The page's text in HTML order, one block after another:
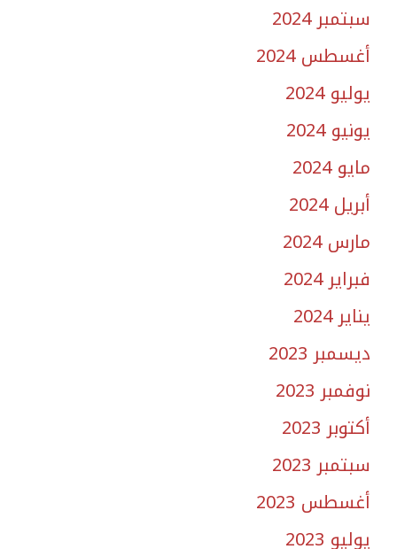
سبتمبر 2024
أغسطس 2024
يوليو 2024
يونيو 2024
مايو 2024
أبريل 2024
مارس 2024
فبراير 2024
يناير 2024
ديسمبر 2023
نوفمبر 2023
أكتوبر 2023
سبتمبر 2023
أغسطس 2023
يوليو 2023